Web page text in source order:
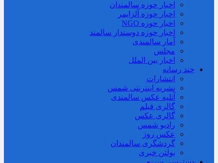
اخبار حوزه سالمندان
اخبار حوزه آلزايمر
اخبار حوزه NGO
اخبار حوزه دوستدار سالمند
آمار سالمندی
مجلس
اخبار بین الملل
چند رسانه
انتشارات
نشریه اینترنتی شمس
آتلیه عکس سالمندی
گالری فیلم
گالری عکس
رادیو شمس
عکس روز
گردشگری سالمندان
بولتن خبری